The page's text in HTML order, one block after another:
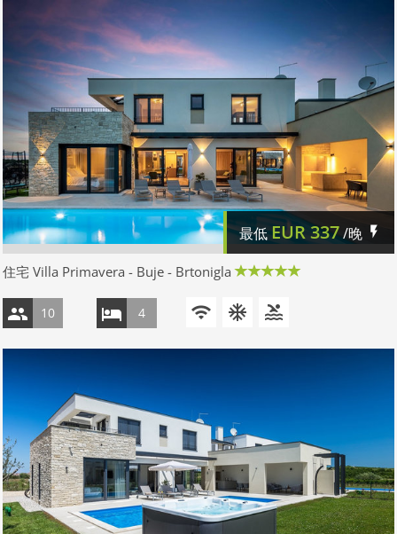
最低EUR337/晚
住宅 Villa Primavera - Buje - Brtonigla
10 4